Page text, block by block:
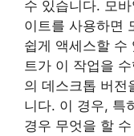
수 있습니다. 모
이트를 사용하면
쉽게 액세스할 수
트가 이 작업을
의 데스크톱 버전
니다. 이 경우, 특
경우 무엇을 할